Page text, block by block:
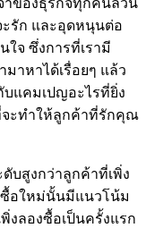
รัก และอุดหนุนต่อ
ใจ ซึ่งการที่เรามี
าหาได้เรื่อยๆ แล้ว
แคมเปญอะไรที่ยิ่ง
ะทำให้ลูกค้าที่รักคุณ
สูงกว่าลูกค้าที่เพิ่ง
ซื้อใหม่นั้นมีแนวโน้ม
ลองซื้อเป็นครั้งแรก